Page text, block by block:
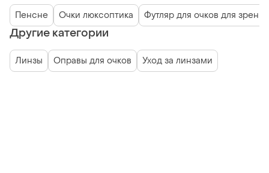
Пенсне Очки люксоптика Футляр для очков для зрения
Другие категории
Линзы Оправы для очков Уход за линзами